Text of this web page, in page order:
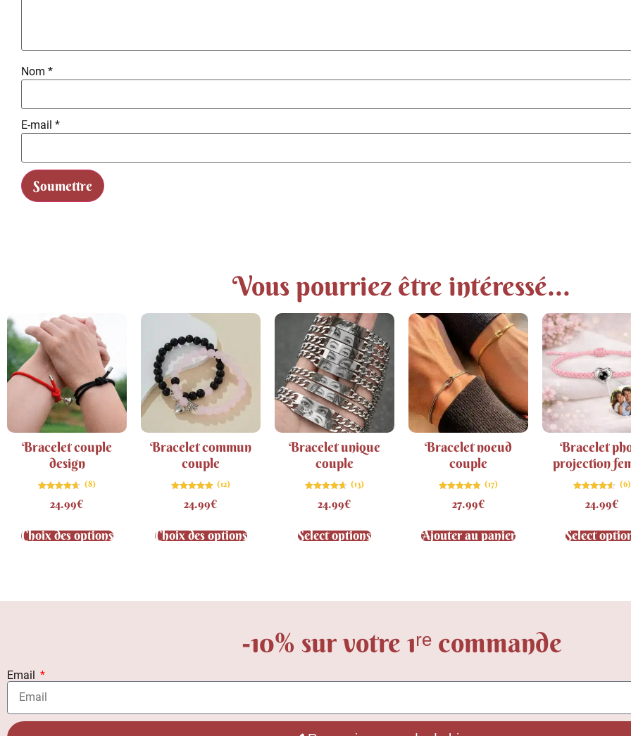
Nom *
E-mail *
Vous pourriez être intéressé...
Bracelet couple
design
4.63
sur 5
(8)
24.99€
Choix des options
Bracelet commun
couple
5.00
sur 5
(12)
24.99€
Choix des options
Bracelet unique
couple
4.69
sur 5
(13)
24.99€
Select options
Bracelet noeud
couple
4.82
sur 5
(17)
27.99€
Ajouter au panier
Bracelet
projection
4.50
sur 5
(6)
24.99€
Select
-10% sur votre 1ʳᵉ commande
Email